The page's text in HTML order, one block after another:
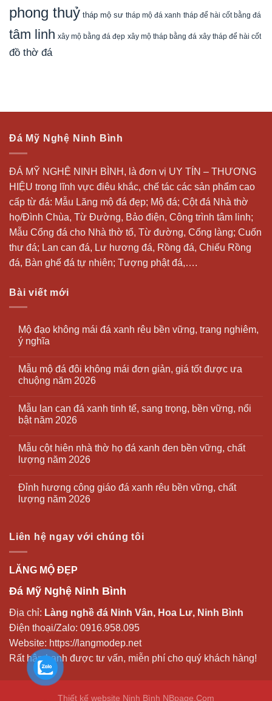
phong thuỷ tháp mộ sư tháp mộ đá xanh tháp để hài cốt bằng đá
tâm linh xây mộ bằng đá đẹp xây mộ tháp bằng đá xây tháp để hài cốt
đồ thờ đá
Đá Mỹ Nghệ Ninh Bình
ĐÁ MỸ NGHỆ NINH BÌNH, là đơn vị UY TÍN – THƯƠNG
HIỆU trong lĩnh vực điêu khắc, chế tác các sản phẩm cao
cấp từ đá: Mẫu Lăng mộ đá đẹp; Mộ đá; Cột đá Nhà thờ
họ/Đình Chùa, Từ Đường, Bảo điện, Công trình tâm linh;
Mẫu Cổng đá cho Nhà thờ tổ, Từ đường, Cổng làng; Cuốn
thư đá; Lan can đá, Lư hương đá, Rồng đá, Chiếu Rồng
đá, Bàn ghế đá tự nhiên; Tượng phật đá,….
Bài viết mới
Mộ đạo không mái đá xanh rêu bền vững, trang nghiêm,
ý nghĩa
Mẫu mộ đá đôi không mái đơn giản, giá tốt được ưa
chuộng năm 2026
Mẫu lan can đá xanh tinh tế, sang trọng, bền vững, nổi
bật năm 2026
Mẫu cột hiên nhà thờ họ đá xanh đen bền vững, chất
lượng năm 2026
Đỉnh hương công giáo đá xanh rêu bền vững, chất
lượng năm 2026
Liên hệ ngay với chúng tôi
LĂNG MỘ ĐẸP
Đá Mỹ Nghệ Ninh Bình
Địa chỉ: Làng nghề đá Ninh Vân, Hoa Lư, Ninh Bình
Điện thoại/Zalo: 0916.958.095
Website: https://langmodep.net
Rất hân hạnh được tư vấn, miễn phí cho quý khách hàng!
Thiết kế website Ninh Bình NBpage.Com